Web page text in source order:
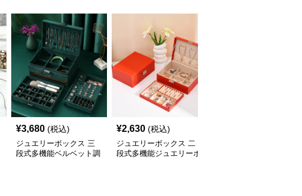
¥3,680 (税込)
ジュエリーボックス 三
段式多機能ベルベット調
¥2,630 (税込)
ジュエリーボックス 二
段式多機能ジュエリーボ